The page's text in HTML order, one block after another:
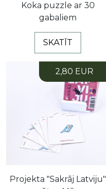
Koka puzzle ar 30
gabaliem
SKATĪT
2,80 EUR
Projekta "Sakrāj Latviju"